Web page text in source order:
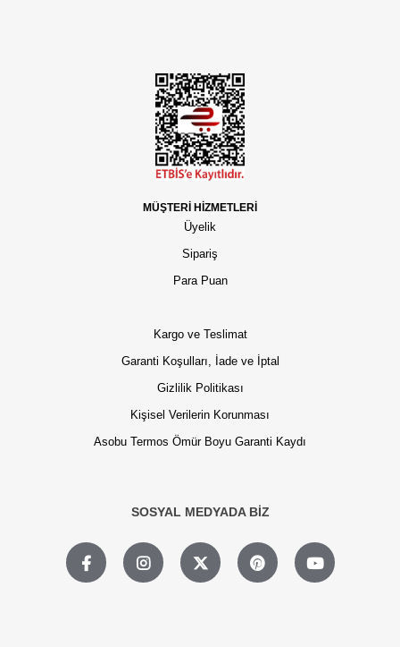
MÜŞTERİ HİZMETLERİ
Üyelik
Sipariş
Para Puan
Kargo ve Teslimat
Garanti Koşulları, İade ve İptal
Gizlilik Politikası
Kişisel Verilerin Korunması
Asobu Termos Ömür Boyu Garanti Kaydı
SOSYAL MEDYADA BİZ